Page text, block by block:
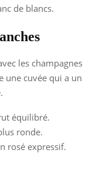
de blancs.
les champagnes
une cuvée qui a un
équilibré.
ronde.
rosé expressif.